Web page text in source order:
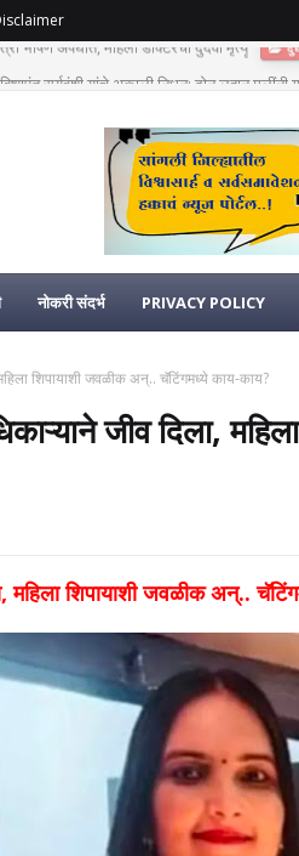
सूर्यवंशी यांचे अकाली निधन; दोन लहान मुलींनी
नोकरी संदर्भ PRIVACY POLICY
महिला शिपायाशी जवळीक अन्.. चॅटिंगमध्ये काय-काय?
जीव दिला,
महिला शिपायाशी जवळीक अन्..